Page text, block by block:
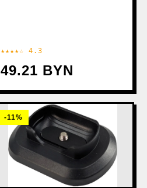
★★★★☆ 4.3
49.21 BYN
-11%